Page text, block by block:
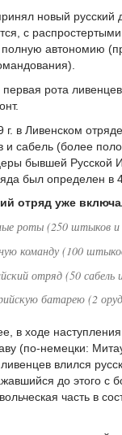
новый русский
с
автономию
первая рота
в Ливенском
и сабель (более
бывшей Русской
был определен в
отряд уже
роты (250 штыков и
команду (100
отряд (50 сабель
батарею (2
в ходе
(по-немецки:
влился
до этого с
часть в